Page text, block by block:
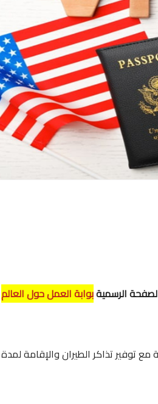
الرسميةبوابة العمل حول العالم